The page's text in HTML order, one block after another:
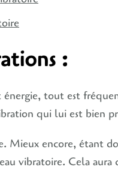
:
tout est
qui lui est bien
Mieux encore, étant
vibratoire. Cela aura